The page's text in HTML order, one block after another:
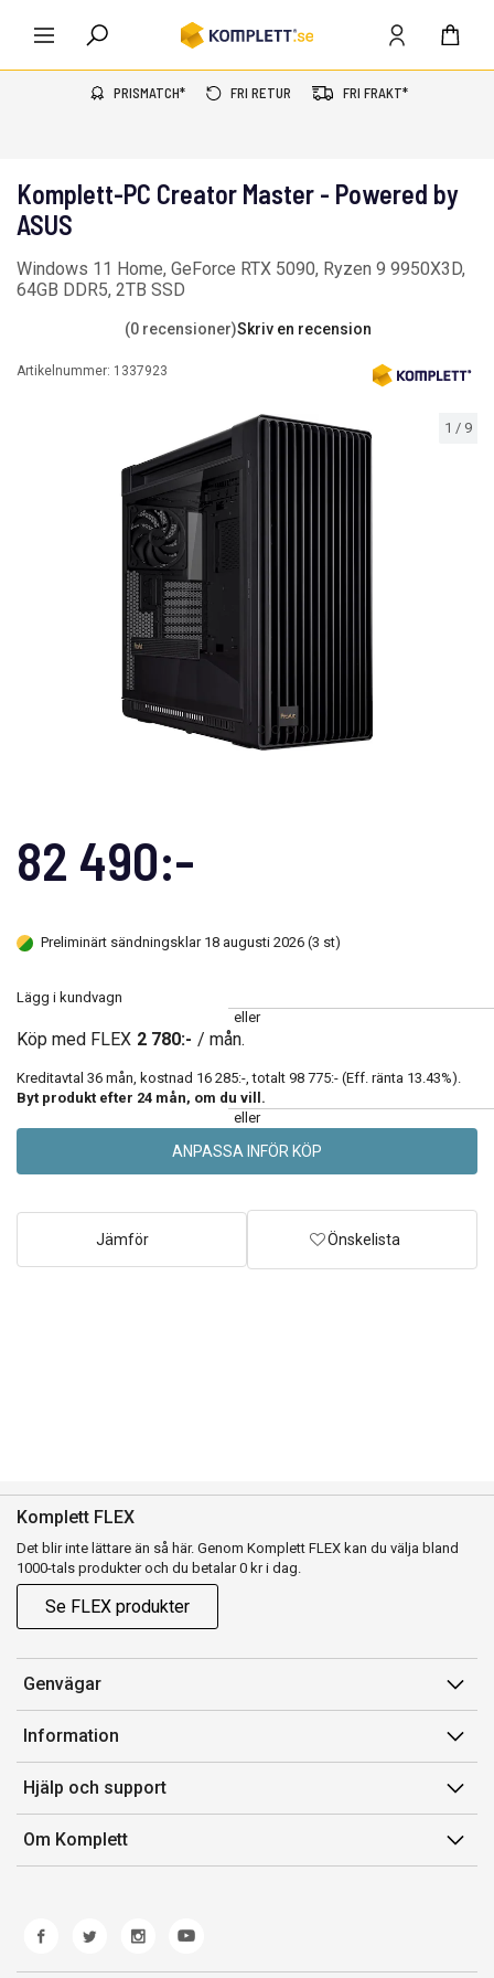
PRISMATCH* FRI RETUR FRI FRAKT*
1 / 9
Komplett-PC Creator Master - Powered by
ASUS
Windows 11 Home, GeForce RTX 5090, Ryzen 9 9950X3D,
64GB DDR5, 2TB SSD
(0 recensioner)Skriv en recension
Artikelnummer: 1337923
82 490:-
Preliminärt sändningsklar 18 augusti 2026 (3 st)
Lägg i kundvagn
eller
Köp med FLEX 2 780:- / mån.
Kreditavtal 36 mån, kostnad 16 285:-, totalt 98 775:- (Eff. ränta 13.43%).
Byt produkt efter 24 mån, om du vill.
eller
ANPASSA INFÖR KÖP
Jämför Önskelista
Komplett FLEX
Det blir inte lättare än så här. Genom Komplett FLEX kan du välja bland
1000-tals produkter och du betalar 0 kr i dag.
Se FLEX produkter
Genvägar
Konto
Orderhistorik
Presentkort
Komplett Club
Information
Försäljningsvillkor
Medlemsvillkor for Komplett Club
Lediga tjänster
Hjälp och support
Kontakta oss
Kundservice
Produkthjälp och retur
Felsökning och guider
Om Komplett